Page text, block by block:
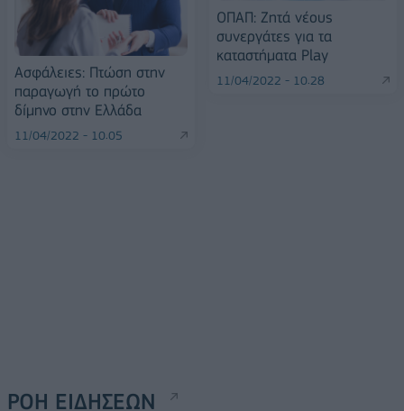
Ασφάλειες: Πτώση στην
παραγωγή το πρώτο
δίμηνο στην Ελλάδα
11/04/2022 - 10:05
ΟΠΑΠ: Ζητά νέους
συνεργάτες για τα
καταστήματα Play
11/04/2022 - 10:28
ΡΟΗ ΕΙΔΗΣΕΩΝ